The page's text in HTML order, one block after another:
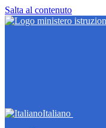
Salta al contenuto
Italiano